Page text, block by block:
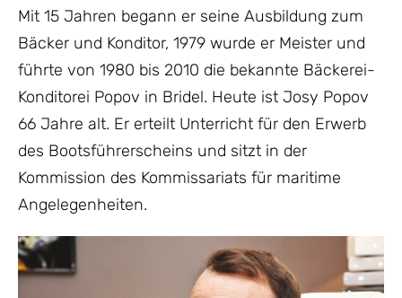
Mit 15 Jahren begann er seine Ausbildung zum
Bäcker und Konditor, 1979 wurde er Meister und
führte von 1980 bis 2010 die bekannte Bäckerei-
Konditorei Popov in Bridel. Heute ist Josy Popov
66 Jahre alt. Er erteilt Unterricht für den Erwerb
des Bootsführerscheins und sitzt in der
Kommission des Kommissariats für maritime
Angelegenheiten.